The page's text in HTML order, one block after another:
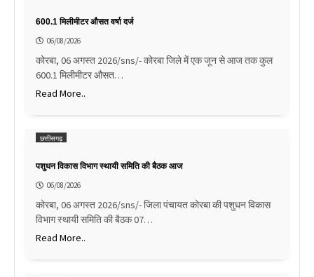
600.1 मिलीमीटर औसत वर्षा दर्ज
06/08/2026
कोरबा, 06 अगस्त 2026/sns/- कोरबा जिले में एक जून से आज तक कुल
600.1 मिलीमीटर औसत…
Read More..
छत्तीसगढ़
पशुधन विकास विभाग स्थायी समिति की बैठक आज
06/08/2026
कोरबा, 06 अगस्त 2026/sns/- जिला पंचायत कोरबा की पशुधन विकास
विभाग स्थायी समिति की बैठक 07…
Read More..